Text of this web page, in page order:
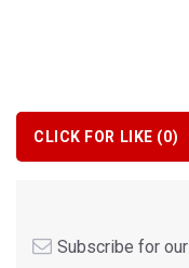
CLICK FOR LIKE (0)
Subscribe for